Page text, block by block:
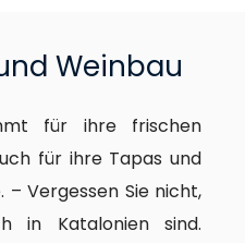
Weinbau
für ihre frischen
für ihre Tapas und
– Vergessen Sie nicht,
in Katalonien sind.